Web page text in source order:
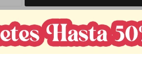
y costos de envío